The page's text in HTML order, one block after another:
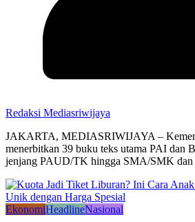
Redaksi Mediasriwijaya
JAKARTA, MEDIASRIWIJAYA –
menerbitkan 39 buku teks utama PAI dan
jenjang PAUD/TK hingga SMA/SMK dan
EkonomiHeadlineNasional